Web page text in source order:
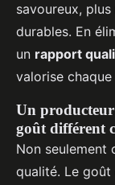
savoureux,
durables. En
un rapport
valorise
Un
goût différent
Non seulement
qualité. Le